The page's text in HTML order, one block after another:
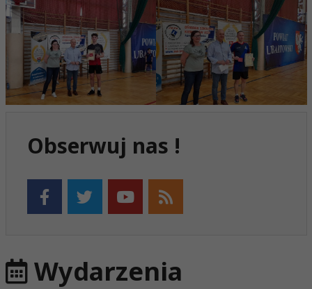
Obserwuj nas !
Wydarzenia